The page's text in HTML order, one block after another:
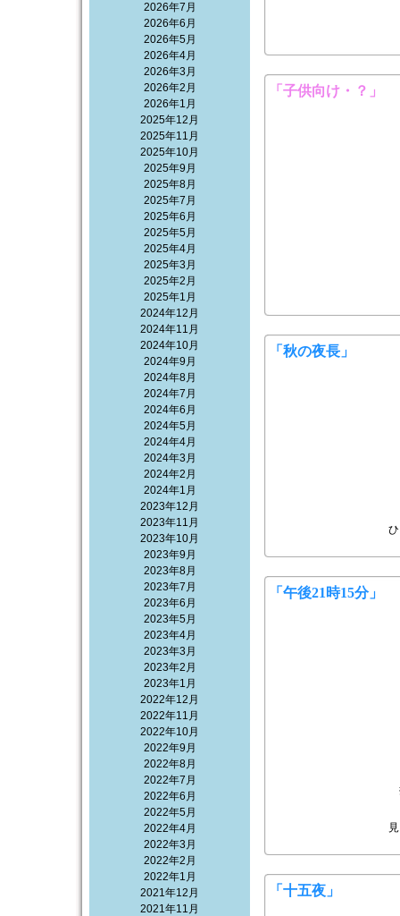
2026年7月
2026年6月
2026年5月
2026年4月
2026年3月
2026年2月
2026年1月
2025年12月
2025年11月
2025年10月
2025年9月
2025年8月
2025年7月
2025年6月
2025年5月
2025年4月
2025年3月
2025年2月
2025年1月
2024年12月
2024年11月
2024年10月
2024年9月
2024年8月
2024年7月
2024年6月
2024年5月
2024年4月
2024年3月
2024年2月
2024年1月
2023年12月
2023年11月
2023年10月
2023年9月
2023年8月
2023年7月
2023年6月
2023年5月
2023年4月
2023年3月
2023年2月
2023年1月
2022年12月
2022年11月
2022年10月
2022年9月
2022年8月
2022年7月
2022年6月
2022年5月
2022年4月
2022年3月
2022年2月
2022年1月
2021年12月
2021年11月
「子供向け・？」
「秋の夜長」
「午後21時15分」
「十五夜」